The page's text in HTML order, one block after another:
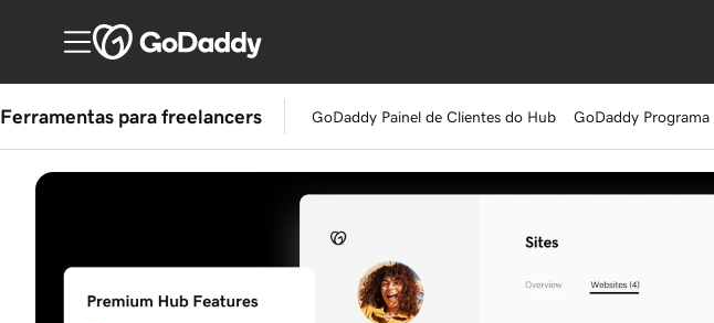
Ferramentas para freelancers GoDaddy Painel de Clientes do Hub GoDaddy Programa